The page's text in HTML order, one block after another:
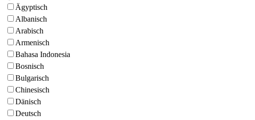
Ägyptisch
Albanisch
Arabisch
Armenisch
Bahasa Indonesia
Bosnisch
Bulgarisch
Chinesisch
Dänisch
Deutsch